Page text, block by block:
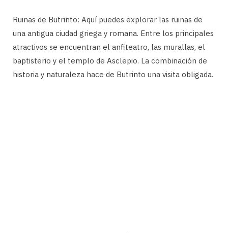
Ruinas de Butrinto: Aquí puedes explorar las ruinas de
una antigua ciudad griega y romana. Entre los principales
atractivos se encuentran el anfiteatro, las murallas, el
baptisterio y el templo de Asclepio. La combinación de
historia y naturaleza hace de Butrinto una visita obligada.